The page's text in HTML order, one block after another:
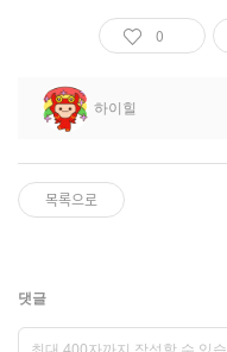
0
하이힐
목록으로
댓글